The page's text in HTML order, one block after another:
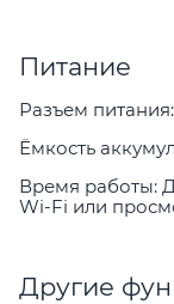
Питание
Разъем
Ёмкость
Время работы:
Wi-Fi или
Другие